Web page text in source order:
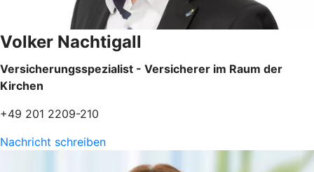
Volker Nachtigall
Versicherungsspezialist - Versicherer im Raum der
Kirchen
+49 201 2209-210
Nachricht schreiben